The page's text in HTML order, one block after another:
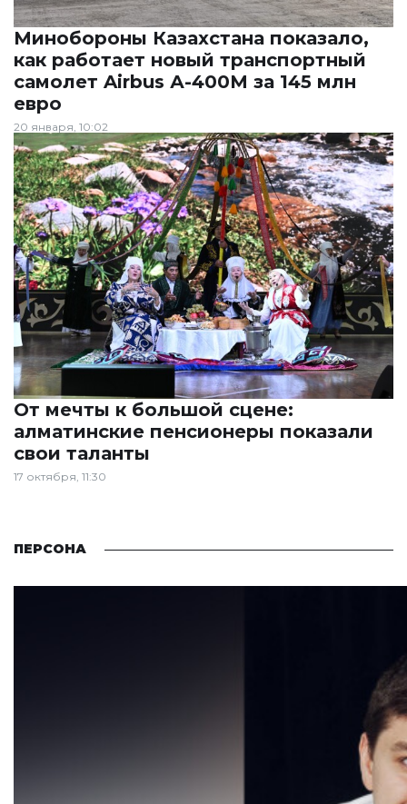
Минобороны Казахстана показало,
как работает новый транспортный
самолет Airbus А-400М за 145 млн
евро
20 января, 10:02
От мечты к большой сцене:
алматинские пенсионеры показали
свои таланты
17 октября, 11:30
ПЕРСОНА